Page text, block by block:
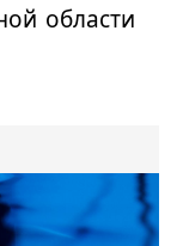
области